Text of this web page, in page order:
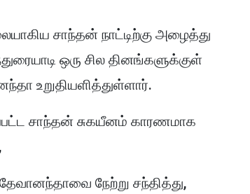
சாந்தன் நாட்டிற்கு அழைத்து
ஒரு சில தினங்களுக்குள்
உறுதியளித்துள்ளார்.
சாந்தன் சுகயீனம் காரணமாக
நேற்று சந்தித்து,